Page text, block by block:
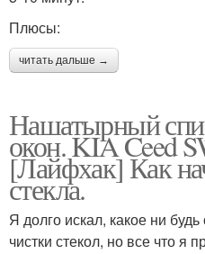
Плюсы:
читать дальше →
Нашатырный
окон. KIA Ceed
[Лайфхак] Как
стекла.
Я долго искал, какое ни
чистки стекол, но все что я